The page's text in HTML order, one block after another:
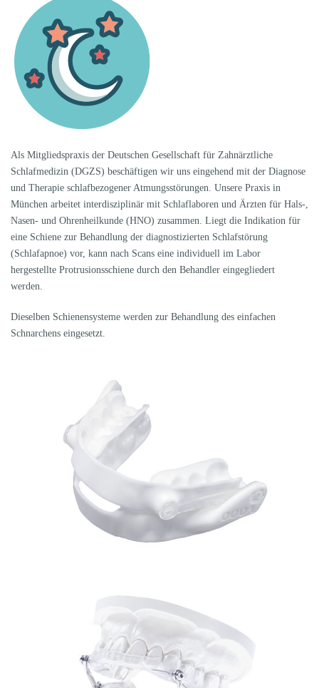
Als Mitgliedspraxis der Deutschen Gesellschaft für Zahnärztliche
Schlafmedizin (DGZS) beschäftigen wir uns eingehend mit der Diagnose
und Therapie schlafbezogener Atmungsstörungen. Unsere Praxis in
München arbeitet interdisziplinär mit Schlaflaboren und Ärzten für Hals-,
Nasen- und Ohrenheilkunde (HNO) zusammen. Liegt die Indikation für
eine Schiene zur Behandlung der diagnostizierten Schlafstörung
(Schlafapnoe) vor, kann nach Scans eine individuell im Labor
hergestellte Protrusionsschiene durch den Behandler eingegliedert
werden.
Dieselben Schienensysteme werden zur Behandlung des einfachen
Schnarchens eingesetzt.